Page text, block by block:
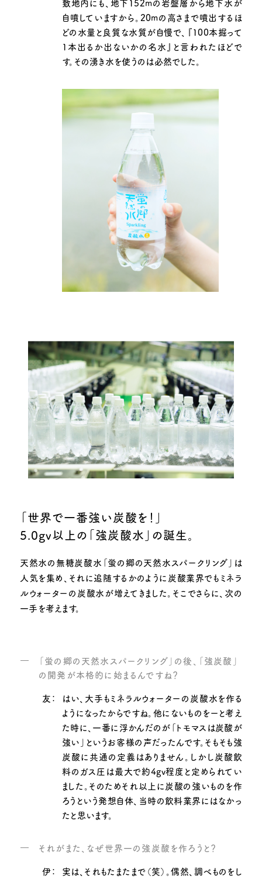
敷地内にも、地下152mの岩盤層から地下水が
自噴していますから。20mの高さまで噴出するほ
どの水量と良質な水質が自慢で、『100本掘って
1本出るか出ないかの名水』と言われたほどで
す。その湧き水を使うのは必然でした。
「世界で一番強い炭酸を！」
5.0gv以上の「強炭酸水」の誕生。
天然水の無糖炭酸水「蛍の郷の天然水スパークリング」は
人気を集め、 それに追随するかのように炭酸業界でもミネラ
ルウォーターの炭酸水が増えてきました。 そこでさらに、次の
一手を考えます。
「蛍の郷の天然水スパークリング」の後、「強炭酸」
の開発が本格的に始まるんですね？
友：
はい、大手もミネラルウォーターの炭酸水を作る
ようになったからですね。他にないものをーと考え
た時に、一番に浮かんだのが「トモマスは炭酸が
強い」というお客様の声だったんです。そもそも強
炭酸に共通の定義はありません。しかし炭酸飲
料のガス圧は最大で約4gv程度と定められてい
ました。そのためそれ以上に炭酸の強いものを作
ろうという発想自体、当時の飲料業界にはなかっ
たと思います。
それがまた、なぜ世界一の強炭酸を作ろうと？
伊：
実は、それもたまたまで（笑）。偶然、調べものをし